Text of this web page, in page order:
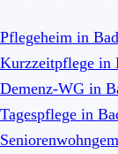
Pflegeheim in
Kurzzeitpflege in
Demenz-WG in
Tagespflege in